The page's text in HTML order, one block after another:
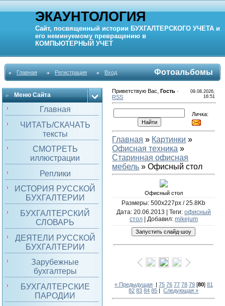
ЭКАУНТОЛОГИЯ
Сайт, посвященный истории БУХГАЛТЕРСКОГО УЧЕТА и
его неминуемому превращению в
КОМПЬЮТЕРНЫЙ УЧЕТ
Главная Регистрация Вход Фотоальбомы
Меню Сайта
Главная
ЧИТАТЬ/СКАЧАТЬ
тексты
СМОТРЕТЬ
иллюстрации
Реплики
ИСТОРИЯ РУССКОЙ
БУХГАЛТЕРИИ
БУХГАЛТЕРСКИЙ
СЛОВАРЬ
ДЕЯТЕЛИ РУССКОЙ
БУХГАЛТЕРИИ
Зарубежные
бухгалтеры
БУХГАЛТЕРСКИЕ
ПАРОДИИ
Приветствую Вас ,Гость ·
RSS
09.08.2026,
16:51
Личка:
Главная » Картинки »
Офисная техника »
Старинная офисная
мебель » Офисный стол
Офисный стол
Размеры: 500x227px / 25.8Kb
Дата: 20.06.2013 | Теги: офисный
стол| Добавил: mikejum
« Предыдущая| 75 76 77 78 79[80] 81
82 83 84 85 |Следующая »